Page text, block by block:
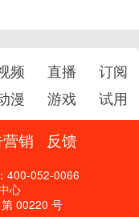
频 直播
订阅
漫 游戏 试用
销 反馈
400-052-0066
心
00220 号